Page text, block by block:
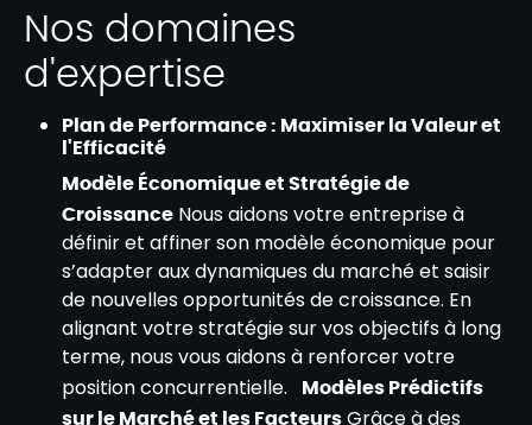
Nos domaines
d'expertise
Plan de Performance : Maximiser la Valeur et
l'Efficacité
Modèle Économique et Stratégie de
Croissance Nous aidons votre entreprise à
définir et affiner son modèle économique pour
s’adapter aux dynamiques du marché et saisir
de nouvelles opportunités de croissance. En
alignant votre stratégie sur vos objectifs à long
terme, nous vous aidons à renforcer votre
position concurrentielle.
Modèles Prédictifs
sur le Marché et les Facteurs Grâce à des